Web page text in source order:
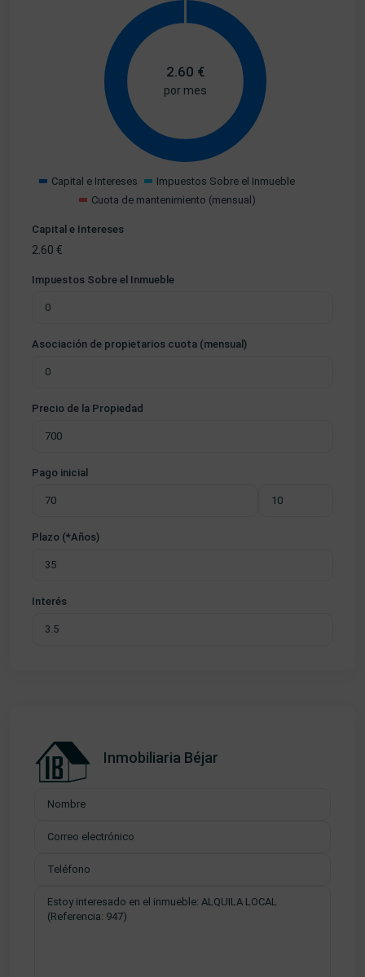
2.60 €
por mes
Capital e Intereses
Impuestos Sobre el Inmueble
Cuota de mantenimiento (mensual)
Capital e Intereses
2.60 €
Impuestos Sobre el Inmueble
Asociación de propietarios cuota (mensual)
Precio de la Propiedad
Pago inicial
Plazo (*Años)
Interés
Inmobiliaria Béjar